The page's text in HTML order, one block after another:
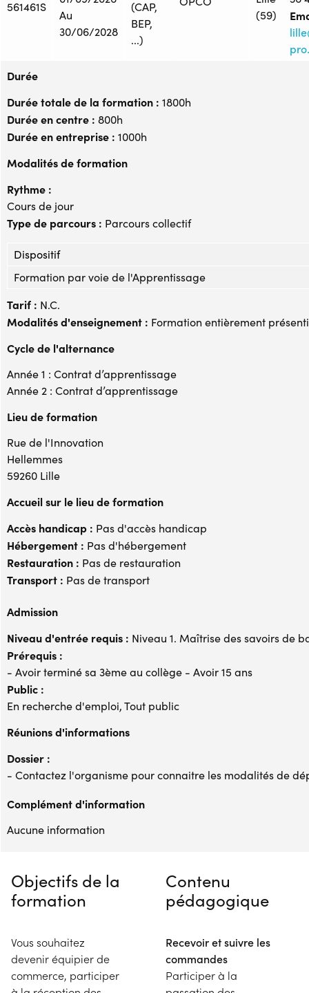
561461S
Au
30/06/2028
(CAP,
BEP,
...)
(59)
Durée
Durée totale de la formation : 1800h
Durée en centre : 800h
Durée en entreprise : 1000h
Modalités de formation
Rythme :
Cours de jour
Type de parcours : Parcours collectif
Dispositif
Formation par voie de l'Apprentissage
Tarif : N.C.
Modalités d'enseignement : Formation entièrement
Cycle de l'alternance
Année 1 : Contrat d’apprentissage
Année 2 : Contrat d’apprentissage
Lieu de formation
Rue de l'Innovation
Hellemmes
59260 Lille
Accueil sur le lieu de formation
Accès handicap : Pas d'accès handicap
Hébergement : Pas d'hébergement
Restauration : Pas de restauration
Transport : Pas de transport
Admission
Niveau d'entrée requis : Niveau 1. Maîtrise des savoirs de
Prérequis :
- Avoir terminé sa 3ème au collège - Avoir 15 ans
Public :
En recherche d'emploi, Tout public
Réunions d'informations
Dossier :
- Contactez l'organisme pour connaitre les modalités de
Complément d'information
Aucune information
Objectifs de la
formation
Vous souhaitez
devenir équipier de
commerce, participer
Contenu
pédagogique
Recevoir et suivre les
commandes
Participer à la